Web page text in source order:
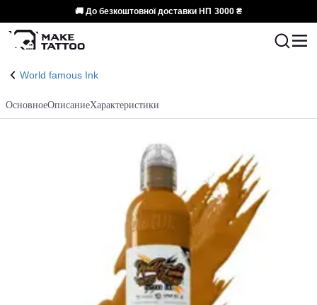
🚚 До безкоштовної доставки НП 3000 ₴
World famous Ink
ОсновноеОписаниеХарактеристики